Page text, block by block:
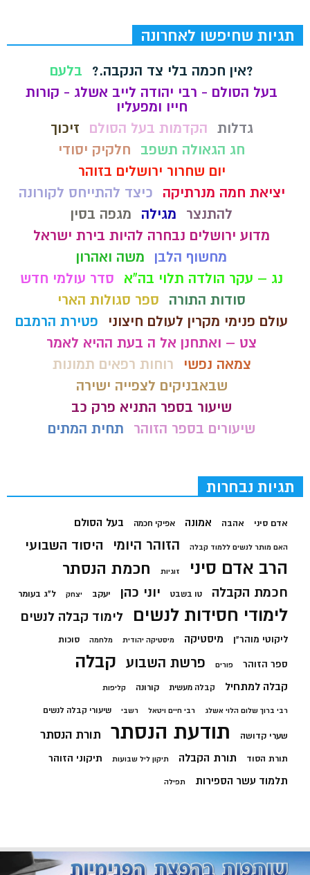
תגיות שחיפשו לאחרונה
?אין חכמה בלי צד הנקבה.?
בלעם
בעל הסולם - רבי יהודה לייב אשלג - קורות
חייו ומפעליו
גדלות הקדמות בעל הסולם
זיכוך
חג הגאולה תשפב
חלקיק יסודי
יום שחרור ירושלים בזוהר
יציאת חמה מנרתיקה
כיצד להתייחס לקורונה
להתנצר
מגילה
מגפה בסין
מדוע ירושלים נבחרה להיות בירת ישראל
מחשוף הלבן
משה ואהרון
נג – עקר הולדה תלוי בה"א
סדר עולמי חדש
סודות התורה
ספר סגולות הארי
עולם פנימי מקרין לעולם חיצוני
פטירת הרמבם
צט – ואתחנן אל ה בעת ההיא לאמר
צמאה נפשי
רוחות רפאים תמונות
שבאבניקים לצפייה ישירה
שיעור בספר התניא פרק כב
שיעורים בספר הזוהר
תחית המתים
תגיות נבחרות
אדם סיני אהבה אמונה אפיקי חכמה בעל הסולם
האם מותר לנשים ללמוד קבלה הזוהר היומי היסוד השבועי
הרב אדם סיני זוגיות חכמת הנסתר
חכמת הקבלה טו בשבט יוני כהן יעקב יצחק ל"ג בעומר
לימודי חסידות לנשים לימוד קבלה לנשים
ליקוטי מוהר"ן מיסטיקה מיסטיקה יהודית מלחמה סוכות
ספר הזוהר פורים פרשת השבוע קבלה
קבלה למתחיל קבלה מעשית קורונה קליפות
רבי ברוך שלום הלוי אשלג רבי חיים ויטאל רשבי שיעורי קבלה לנשים
שערי קדושה תודעת הנסתר תורת הנסתר
תורת הסוד תורת הקבלה תיקון ליל שבועות תיקוני הזוהר
תלמוד עשר הספירות תפילה